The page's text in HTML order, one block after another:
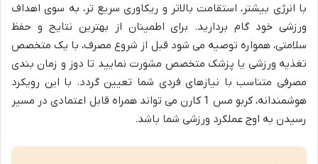
با انرژی بیشتر، استقامت بالاتر و ریکاوری سریع تر، به سوی اهداف
ورزشی خود گام بردارید. برای اطمینان از بهترین نتایج و حفظ
سلامتی، همواره توصیه می شود قبل از شروع مصرف، با یک متخصص
تغذیه ورزشی یا پزشک متخصص مشورت نمایید تا دوز و زمان بندی
مصرفی متناسب با نیازهای فردی شما تعیین گردد. با این رویکرد
هوشمندانه، کربو مس 1 کارن می تواند همراه قابل اعتمادی در مسیر
رسیدن به اوج عملکرد ورزشی شما باشد.